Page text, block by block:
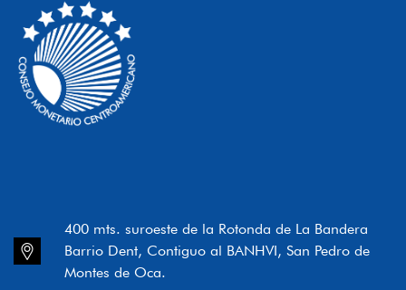
400 mts. suroeste de la Rotonda de La Bandera
Barrio Dent, Contiguo al BANHVI, San Pedro de
Montes de Oca.